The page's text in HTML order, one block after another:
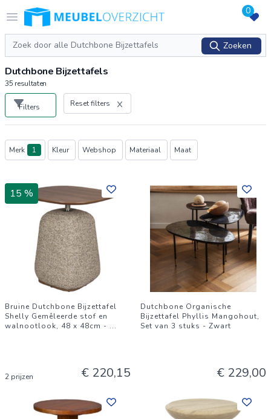
Open menu
Logo Meubeloverzicht.nl 0
Zoeken
Zoeken
Dutchbone Bijzettafels
35 resultaten
Filters Reset filters
Producten
Merk 1 Kleur Webshop Materiaal Maat
15 %
Bruine Dutchbone Bijzettafel
Shelly Gemêleerde stof en
walnootlook, 48 x 48cm - ...
2 prijzen € 220,15
Dutchbone Organische
Bijzettafel Phyllis Mangohout,
Set van 3 stuks - Zwart
€ 229,00